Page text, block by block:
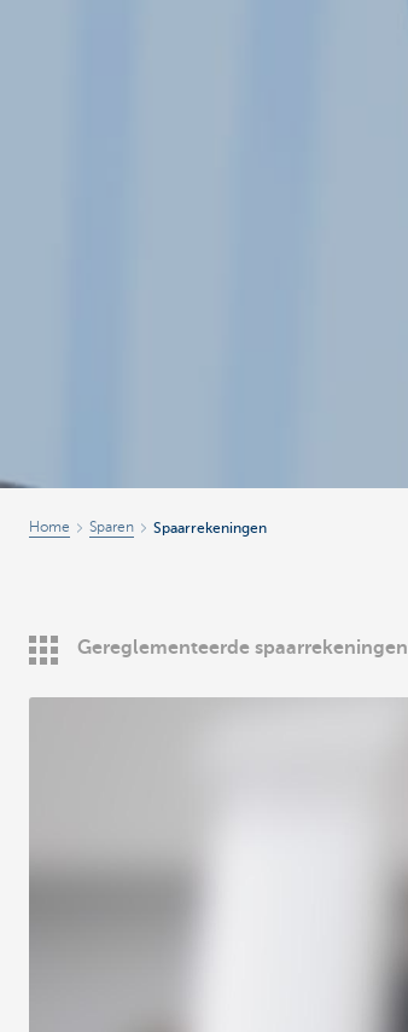
Home Sparen Spaarrekeningen
Gereglementeerde spaarrekeningen